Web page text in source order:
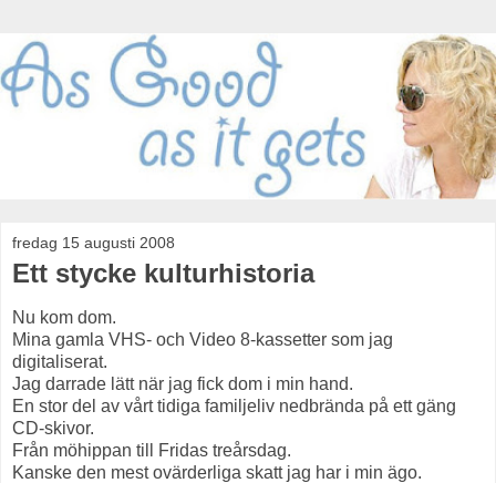
fredag 15 augusti 2008
Ett stycke kulturhistoria
Nu kom dom.
Mina gamla VHS- och Video 8-kassetter som jag
digitaliserat.
Jag darrade lätt när jag fick dom i min hand.
En stor del av vårt tidiga familjeliv nedbrända på ett gäng
CD-skivor.
Från möhippan till Fridas treårsdag.
Kanske den mest ovärderliga skatt jag har i min ägo.